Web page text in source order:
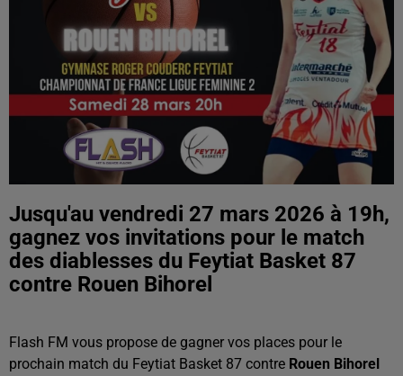
Jusqu'au vendredi 27 mars 2026 à 19h,
gagnez vos invitations pour le match
des diablesses du Feytiat Basket 87
contre Rouen Bihorel
Flash FM vous propose de gagner vos places pour le
prochain match du Feytiat Basket 87 contre Rouen Bihorel